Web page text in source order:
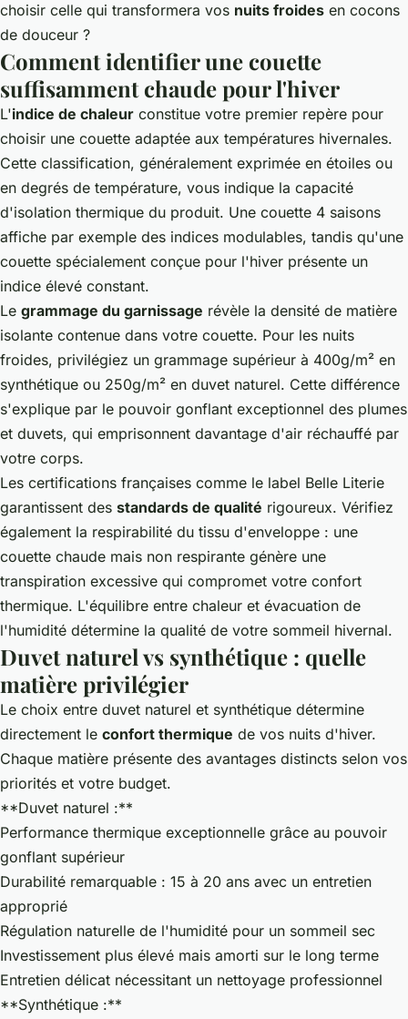
choisir celle qui transformera vos nuits froides en cocons
de douceur ?
Comment identifier une couette
suffisamment chaude pour l'hiver
L'indice de chaleur constitue votre premier repère pour
choisir une couette adaptée aux températures hivernales.
Cette classification, généralement exprimée en étoiles ou
en degrés de température, vous indique la capacité
d'isolation thermique du produit. Une couette 4 saisons
affiche par exemple des indices modulables, tandis qu'une
couette spécialement conçue pour l'hiver présente un
indice élevé constant.
Le grammage du garnissage révèle la densité de matière
isolante contenue dans votre couette. Pour les nuits
froides, privilégiez un grammage supérieur à 400g/m² en
synthétique ou 250g/m² en duvet naturel. Cette différence
s'explique par le pouvoir gonflant exceptionnel des plumes
et duvets, qui emprisonnent davantage d'air réchauffé par
votre corps.
Les certifications françaises comme le label Belle Literie
garantissent des standards de qualité rigoureux. Vérifiez
également la respirabilité du tissu d'enveloppe : une
couette chaude mais non respirante génère une
transpiration excessive qui compromet votre confort
thermique. L'équilibre entre chaleur et évacuation de
l'humidité détermine la qualité de votre sommeil hivernal.
Duvet naturel vs synthétique : quelle
matière privilégier
Le choix entre duvet naturel et synthétique détermine
directement le confort thermique de vos nuits d'hiver.
Chaque matière présente des avantages distincts selon vos
priorités et votre budget.
**Duvet naturel :**
Performance thermique exceptionnelle grâce au pouvoir
gonflant supérieur
Durabilité remarquable : 15 à 20 ans avec un entretien
approprié
Régulation naturelle de l'humidité pour un sommeil sec
Investissement plus élevé mais amorti sur le long terme
Entretien délicat nécessitant un nettoyage professionnel
**Synthétique :**